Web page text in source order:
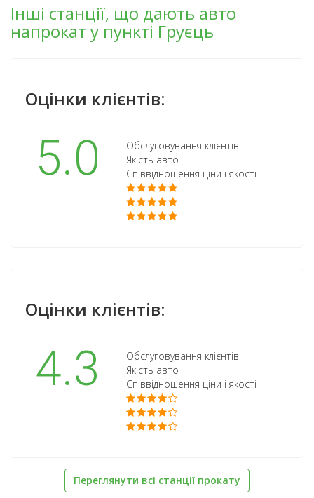
Інші станції, що дають авто
напрокат у пункті Груєць
Оцінки клієнтів:
5.0
Обслуговування клієнтів
Якість авто
Співвідношення ціни і якості
Оцінки клієнтів:
4.3
Обслуговування клієнтів
Якість авто
Співвідношення ціни і якості
Переглянути всі станції прокату